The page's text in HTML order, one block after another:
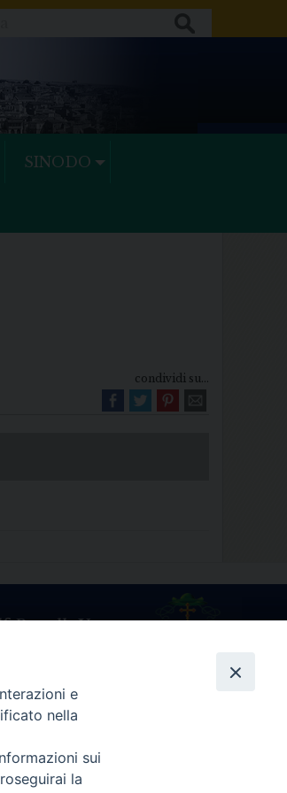
SINODO
condividi su...
Rapolla Venosa
e
nella
sui
la